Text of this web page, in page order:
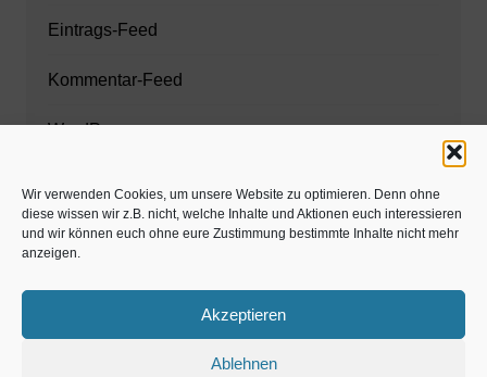
Wir verwenden Cookies, um unsere Website zu optimieren. Denn ohne
diese wissen wir z.B. nicht, welche Inhalte und Aktionen euch interessieren
und wir können euch ohne eure Zustimmung bestimmte Inhalte nicht mehr
anzeigen.
Akzeptieren
Ablehnen
Eintrags-Feed
Kommentar-Feed
WordPress.org
Zahnarzt München
www.estaregistrierung.org – ESTA